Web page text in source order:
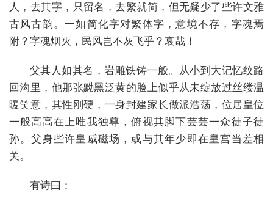
人，去其字，只留名，去繁就简，但无疑少了些许文雅
古风古韵。一如简化字对繁体字，意境不存，字魂焉
附？字魂烟灭，民风岂不灰飞乎？哀哉！
父其人如其名，岩雕铁铸一般。从小到大记忆纹路
回沟里，他那张黝黑泛黄的脸上似乎从未绽放过丝缕温
暖笑意，其性刚硬，一身封建家长做派浩荡，位居皇位
一般高高在上唯我独尊，俯视其脚下芸芸一众徒子徒
孙。父身些许皇威磁场，或与其年少即在皇宫当差相
关。
有诗曰：